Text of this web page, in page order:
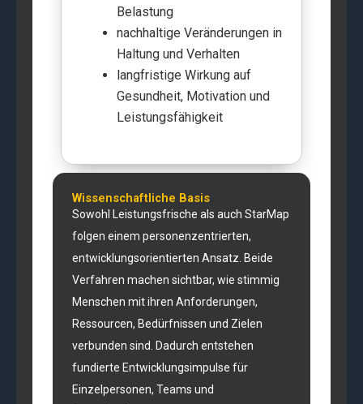
Belastung
nachhaltige Veränderungen in
Haltung und Verhalten
langfristige Wirkung auf
Gesundheit, Motivation und
Leistungsfähigkeit
Wissenschaftliche Basis
Sowohl Leistungsfrische als auch StarMap
folgen einem personenzentrierten,
entwicklungsorientierten Ansatz. Beide
Verfahren machen sichtbar, wie stimmig
Menschen mit ihren Anforderungen,
Ressourcen, Bedürfnissen und Zielen
verbunden sind. Dadurch entstehen
fundierte Entwicklungsimpulse für
Einzelpersonen, Teams und